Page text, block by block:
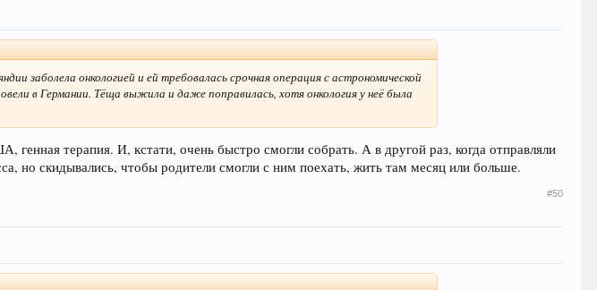
заболела онкологией и ей требовалась срочная операция с астрономической
в Германии. Тёща выжила и даже поправилась, хотя онкология у неё была
терапия. И, кстати, очень быстро смогли собрать. А в другой раз, когда отправляли
но скидывались, чтобы родители смогли с ним поехать, жить там месяц или больше.
#50